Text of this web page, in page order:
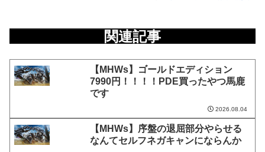
関連記事
【MHWs】ゴールドエディション
7990円！！！！PDE買ったやつ馬鹿
です
2026.08.04
【MHWs】序盤の退屈部分やらせる
なんてセルフネガキャンにならんか